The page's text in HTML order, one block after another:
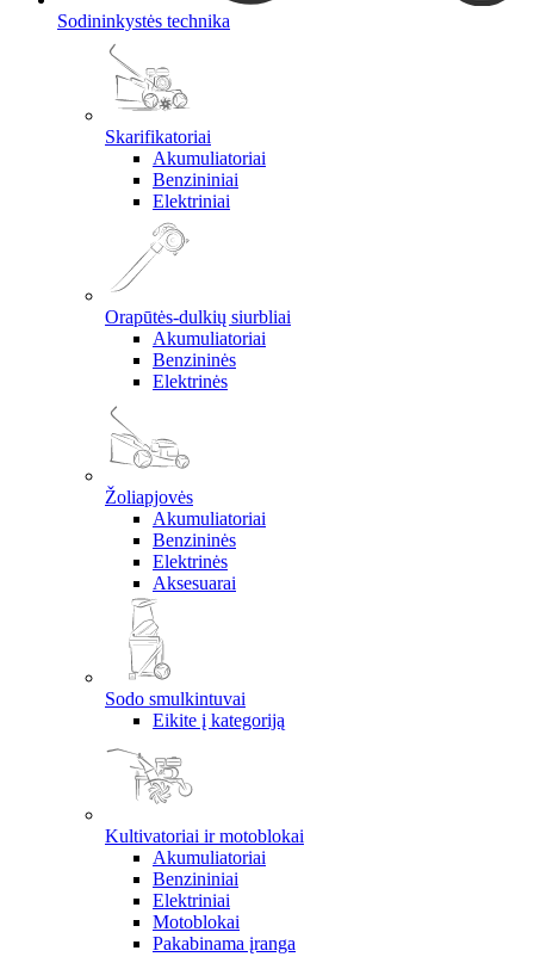
Sodininkystės technika
Skarifikatoriai
Akumuliatoriai
Benzininiai
Elektriniai
Orapūtės-dulkių siurbliai
Akumuliatoriai
Benzininės
Elektrinės
Žoliapjovės
Akumuliatoriai
Benzininės
Elektrinės
Aksesuarai
Sodo smulkintuvai
Eikite į kategoriją
Kultivatoriai ir motoblokai
Akumuliatoriai
Benzininiai
Elektriniai
Motoblokai
Pakabinama įranga